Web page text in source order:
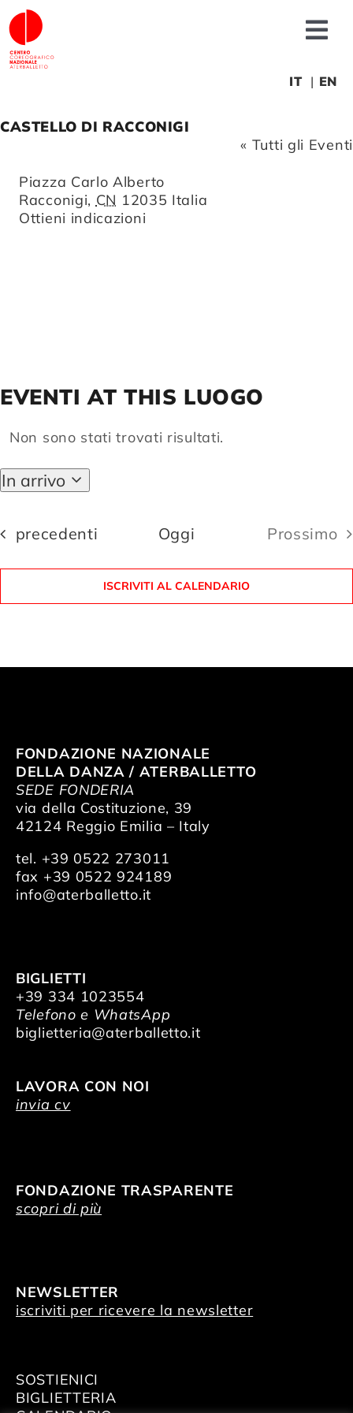
Salta
al
contenuto
News
Produzioni
Compagnia
IT EN
CASTELLO DI RACCONIGI
« Tutti gli Eventi
Indirizzo
Piazza Carlo Alberto
Racconigi, CN 12035 Italia
Ottieni indicazioni
EVENTI AT THIS LUOGO
Notice
Non sono stati trovati risultati.
In arrivo
Seleziona
data.
Eventi
precedenti Oggi
Prossimo
ISCRIVITI AL CALENDARIO
FONDAZIONE NAZIONALE
DELLA DANZA / ATERBALLETTO
SEDE FONDERIA
via della Costituzione, 39
42124 Reggio Emilia – Italy
tel. +39 0522 273011
fax +39 0522 924189
info@aterballetto.it
BIGLIETTI
+39 334 1023554
Telefono e WhatsApp
biglietteria@aterballetto.it
LAVORA CON NOI
invia cv
FONDAZIONE TRASPARENTE
scopri di più
NEWSLETTER
iscriviti per ricevere la newsletter
SOSTIENICI
BIGLIETTERIA